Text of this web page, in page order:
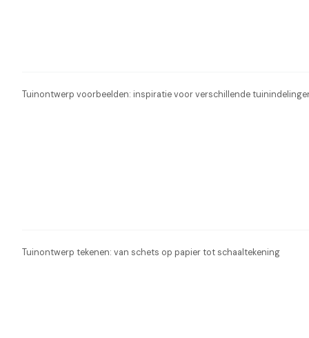
Tuinontwerp voorbeelden: inspiratie voor verschillende
Tuinontwerp tekenen: van schets op papier tot schaaltekening